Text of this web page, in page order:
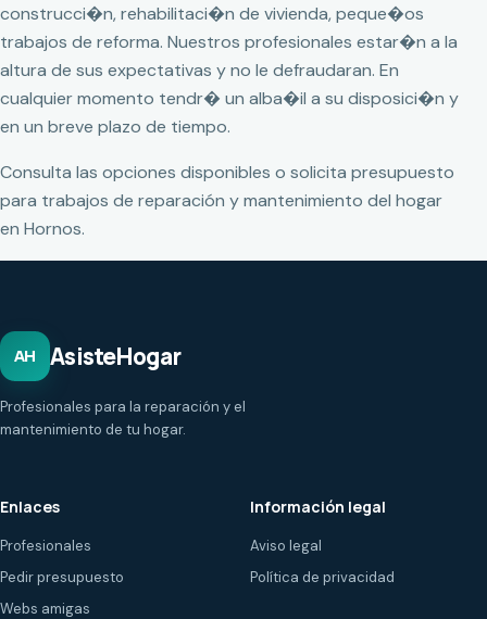
construcci�n, rehabilitaci�n de vivienda, peque�os
trabajos de reforma. Nuestros profesionales estar�n a la
altura de sus expectativas y no le defraudaran. En
cualquier momento tendr� un alba�il a su disposici�n y
en un breve plazo de tiempo.
Consulta las opciones disponibles o solicita presupuesto
para trabajos de reparación y mantenimiento del hogar
en Hornos.
AH AsisteHogar
Profesionales para la reparación y el
mantenimiento de tu hogar.
Enlaces
Profesionales
Pedir presupuesto
Webs amigas
Información legal
Aviso legal
Política de privacidad